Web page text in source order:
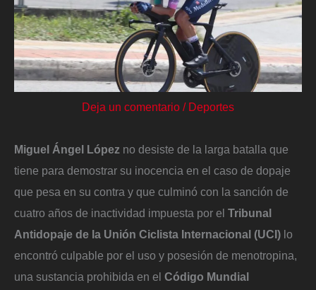
Deja un comentario / Deportes
Miguel Ángel López no desiste de la larga batalla que
tiene para demostrar su inocencia en el caso de dopaje
que pesa en su contra y que culminó con la sanción de
cuatro años de inactividad impuesta por el Tribunal
Antidopaje de la Unión Ciclista Internacional (UCI) lo
encontró culpable por el uso y posesión de menotropina,
una sustancia prohibida en el Código Mundial